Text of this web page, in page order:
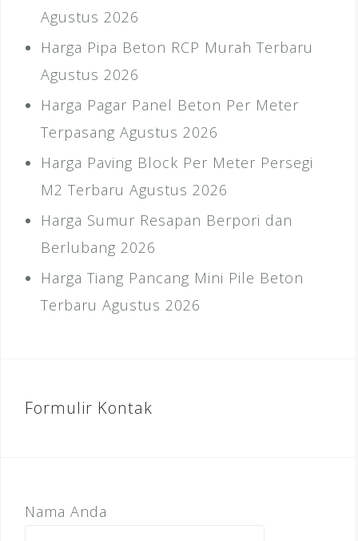
Agustus 2026
Harga Pipa Beton RCP Murah Terbaru
Agustus 2026
Harga Pagar Panel Beton Per Meter
Terpasang Agustus 2026
Harga Paving Block Per Meter Persegi
M2 Terbaru Agustus 2026
Harga Sumur Resapan Berpori dan
Berlubang 2026
Harga Tiang Pancang Mini Pile Beton
Terbaru Agustus 2026
Formulir Kontak
Nama Anda